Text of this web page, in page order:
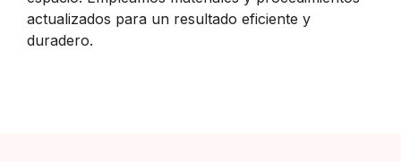
actualizados para un resultado eficiente y
duradero.